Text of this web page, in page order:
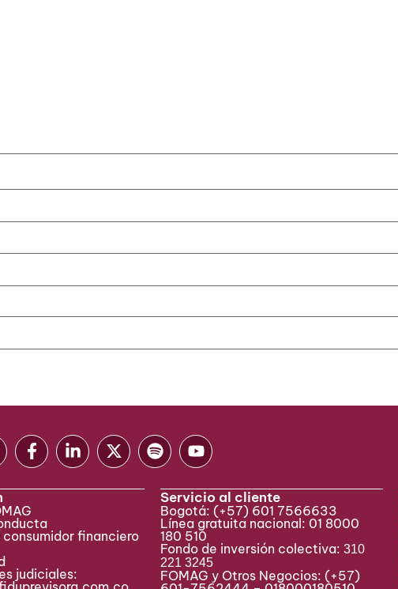
financiero
judiciales:
Servicio al cliente
Bogotá: (+57) 601 7566633
Línea gratuita nacional: 01 8000
180 510
Fondo de inversión colectiva: 310
221 3245
FOMAG y Otros Negocios: (+57)